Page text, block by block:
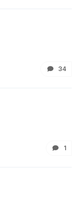
34
1